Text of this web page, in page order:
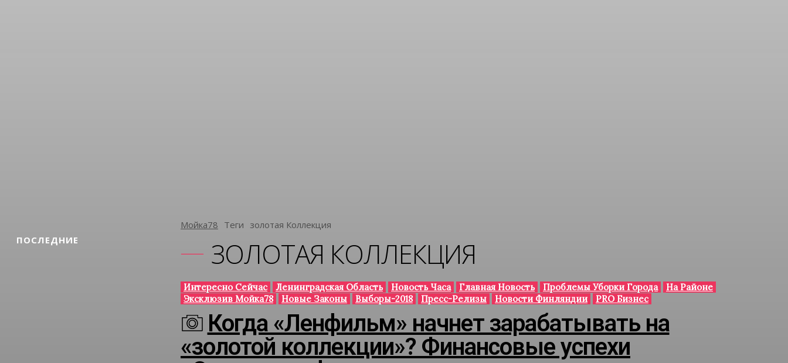
ПОСЛЕДНИЕ
Мойка78 Теги Золотая Коллекция
ЗОЛОТАЯ КОЛЛЕКЦИЯ
Интересно Сейчас Ленинградская Область Новость Часа Главная Новость Проблемы Уборки Города
На Районе
Эксклюзив Мойка78
Новые Законы Выборы-2018 Пресс-Релизы Новости Финляндии PRO Бизнес
Когда «Ленфильм» начнет зарабатывать на
«золотой коллекции»? Финансовые успехи